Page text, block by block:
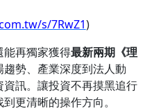
s/7RwZ1)
再獨家獲得最新兩期《理
趨勢、產業深度到法人動
訊。讓投資不再摸黑追行
更清晰的操作方向。